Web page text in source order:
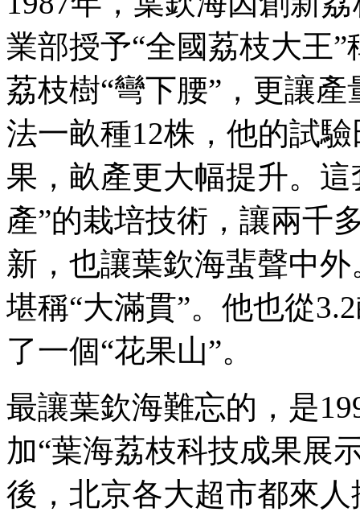
業部授予“全國荔枝大王
荔枝樹“彎下腰”，更讓
法一畝種12株，他的試
果，畝產更大幅提升。
產”的栽培技術，讓兩千
新，也讓葉欽海蜚聲中
堪稱“大滿貫”。他也從
了一個“花果山”。
最讓葉欽海難忘的，是
加“葉海荔枝科技成果展
後，北京各大超市都來